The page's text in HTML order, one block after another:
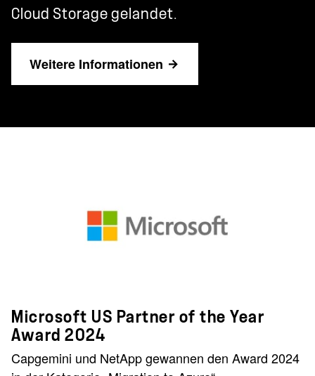
Cloud Storage gelandet.
Weitere Informationen
Microsoft US Partner of the Year
Award 2024
Capgemini und NetApp gewannen den Award 2024